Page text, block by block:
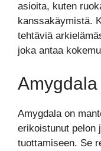
asioita, kuten
kanssakäymistä.
tehtäviä
joka antaa
Amygdala on
erikoistunut pelon
tuottamiseen. Se